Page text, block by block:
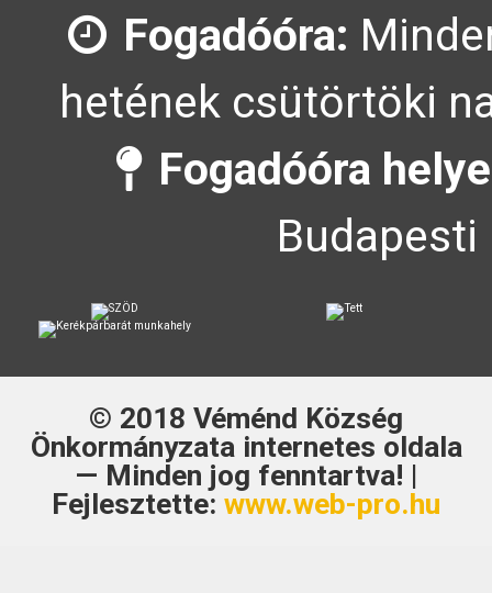
Fogadóóra:
hetének csütörtöki
Fogadóóra
© 2018 Véménd Község
Önkormányzata internetes oldala
— Minden jog fenntartva! |
Fejlesztette: www.web-pro.hu